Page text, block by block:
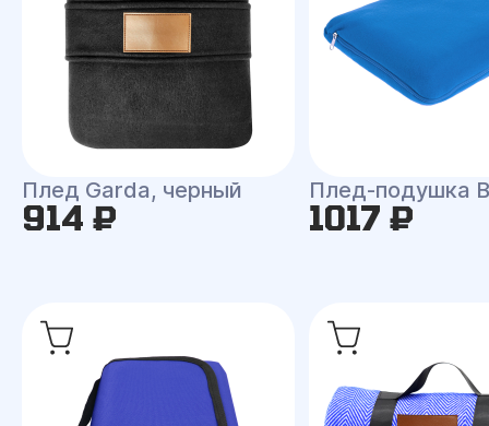
Плед Garda, черный
914 ₽
Плед-подушка
1017 ₽